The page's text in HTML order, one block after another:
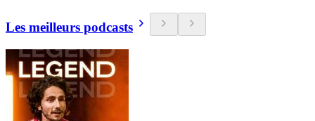
Les meilleurs podcasts